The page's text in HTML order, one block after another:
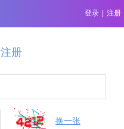
登录 注册
注册
换一张